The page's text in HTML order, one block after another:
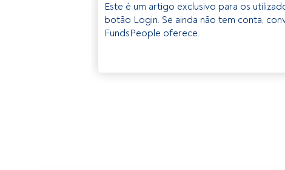
Este é um artigo exclusivo para os
botão Login. Se ainda não tem conta,
FundsPeople oferece.